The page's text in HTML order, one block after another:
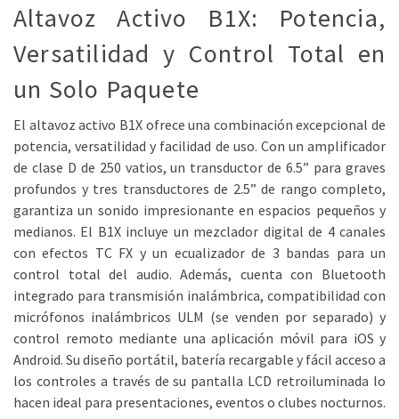
Altavoz Activo B1X: Potencia,
Versatilidad y Control Total en
un Solo Paquete
El altavoz activo B1X ofrece una combinación excepcional de
potencia, versatilidad y facilidad de uso. Con un amplificador
de clase D de 250 vatios, un transductor de 6.5” para graves
profundos y tres transductores de 2.5” de rango completo,
garantiza un sonido impresionante en espacios pequeños y
medianos. El B1X incluye un mezclador digital de 4 canales
con efectos TC FX y un ecualizador de 3 bandas para un
control total del audio. Además, cuenta con Bluetooth
integrado para transmisión inalámbrica, compatibilidad con
micrófonos inalámbricos ULM (se venden por separado) y
control remoto mediante una aplicación móvil para iOS y
Android. Su diseño portátil, batería recargable y fácil acceso a
los controles a través de su pantalla LCD retroiluminada lo
hacen ideal para presentaciones, eventos o clubes nocturnos.